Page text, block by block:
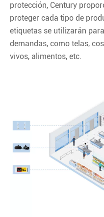
protección, Century
proteger cada tipo de
etiquetas se utilizarán
demandas, como telas,
vivos, alimentos, etc.